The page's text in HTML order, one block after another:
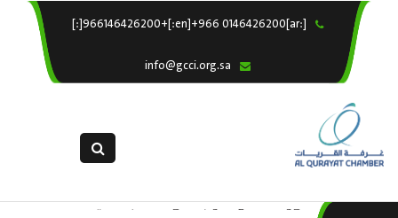
[:ar]966146426200+[:en]+966 0146426200[:] ×
خدماتنا
ورشة عمل “مراجعة واحتساب تكاليف